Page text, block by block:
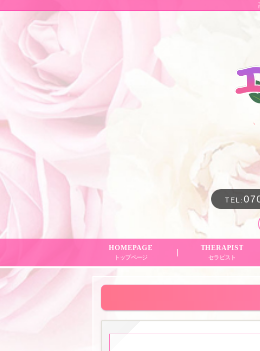
TEL:
トップページ
HOMEPAGE
セラピスト
THERAPIST